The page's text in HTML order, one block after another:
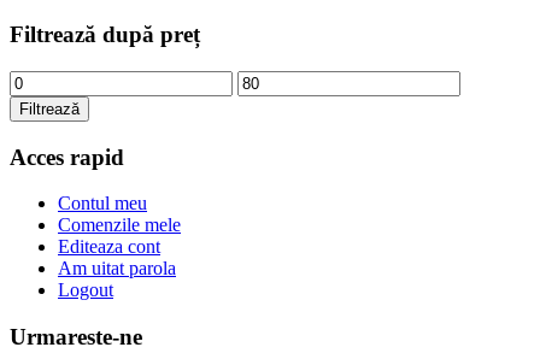
Filtrează după preț
Preț
minim
Preț
maxim
Filtrează
Acces rapid
Contul meu
Comenzile mele
Editeaza cont
Am uitat parola
Logout
Urmareste-ne